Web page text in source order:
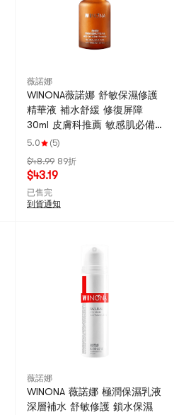
薇諾娜
WINONA薇諾娜 舒敏保濕修護
精華液 補水舒緩 修復屏障
30ml 皮膚科推薦 敏感肌必備
【部落客推薦】
5.0
(5)
$48.99 89折
$43.19
已售完
到貨通知
薇諾娜
WINONA 薇諾娜 極潤保濕乳液
深層補水 舒敏修護 鎖水保濕